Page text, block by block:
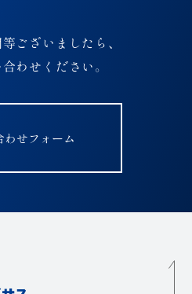
ございましたら、
わせください。
わせフォーム